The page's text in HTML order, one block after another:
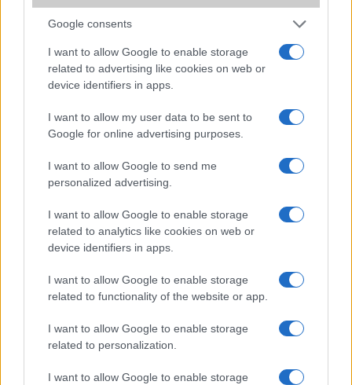
Google consents
I want to allow Google to enable storage
related to advertising like cookies on web or
device identifiers in apps.
I want to allow my user data to be sent to
Google for online advertising purposes.
I want to allow Google to send me
personalized advertising.
I want to allow Google to enable storage
related to analytics like cookies on web or
device identifiers in apps.
I want to allow Google to enable storage
related to functionality of the website or app.
I want to allow Google to enable storage
related to personalization.
I want to allow Google to enable storage
megapixel
További hírek
LEGOLVASOTTABBAK
Számos népszerű Samsung Galaxy készülék kimarad a One
UI 9 frissítésből – itt a lista az érintett modellekről
iPhone 18 bemutató dátum - ekkor rántja le a leplet az
Apple az új csúcsmobilokról
észrevétlenül könnyíti meg a mindennapokat
Ez a rejtett Samsung funkció teljesen megváltoztatja a
mobilhasználatot – sokan mégsem tudnak róla
Nem biztos, hogy érdemes kivárni az iPhone 18 Prot
A Galaxy S25 is megkaphatja a Galaxy S26 egyik legjobb